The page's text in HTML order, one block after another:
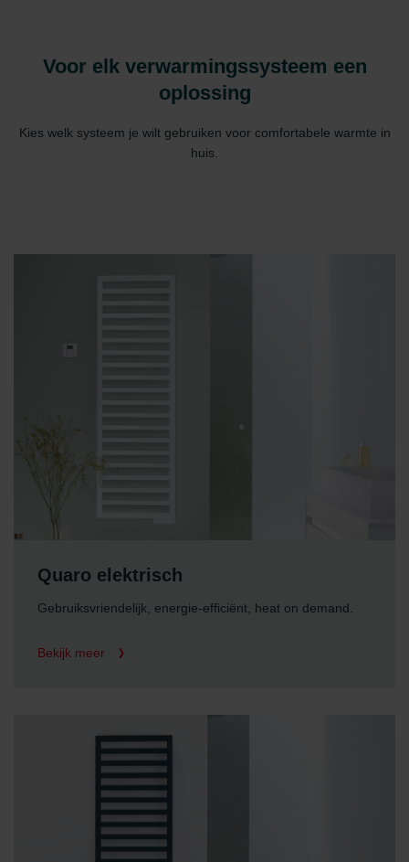
Voor elk verwarmingssysteem een
oplossing
Kies welk systeem je wilt gebruiken voor comfortabele warmte in
huis.
Quaro elektrisch
Gebruiksvriendelijk, energie-efficiënt, heat on demand.
Bekijk meer